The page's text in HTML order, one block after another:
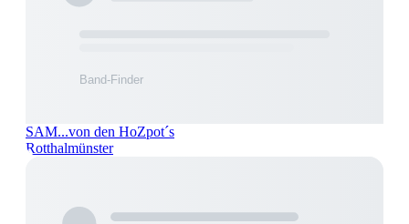
SAM...von den HoZpot´s
Rotthalmünster